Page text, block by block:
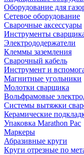
Оборудование для
Сетевое оборудование
Сварочные аксессуары
Инструменты
Электрододержатели
Клеммы заземления
Сварочный кабель
Инструмент и
Магнитные угольники
Молотки сварщика
Вольфрамовые
Системы вытяжки
Керамические
Упаковка Marathon Pac
Маркеры
Абразивные круги
Круги отрезные по